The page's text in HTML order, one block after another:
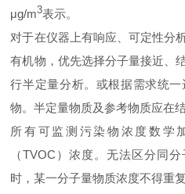
μg/m3表示。
对于在仪器上有响应、可定性分
有机物，优先选择分子量接近、
行半定量分析。或根据需求统
物。半定量物质及参考物质应在
所有可监测污染物浓度数学
（TVOC）浓度。无法区分同
时，某一分子量物质浓度不得重